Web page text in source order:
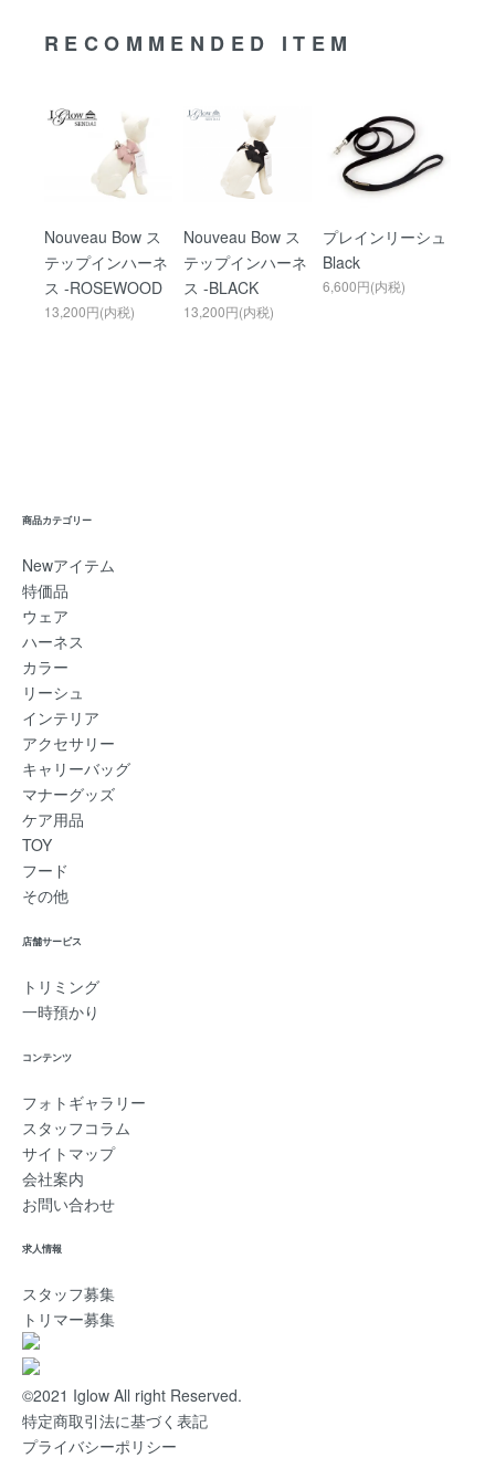
RECOMMENDED ITEM
Nouveau Bow ス
テップインハーネ
ス -ROSEWOOD
13,200円(内税)
Nouveau Bow ス
テップインハーネ
ス -BLACK
13,200円(内税)
プレインリーシュ
Black
6,600円(内税)
商品カテゴリー
Newアイテム
特価品
ウェア
ハーネス
カラー
リーシュ
インテリア
アクセサリー
キャリーバッグ
マナーグッズ
ケア用品
TOY
フード
その他
店舗サービス
トリミング
一時預かり
コンテンツ
フォトギャラリー
スタッフコラム
サイトマップ
会社案内
お問い合わせ
求人情報
スタッフ募集
トリマー募集
©2021 Iglow All right Reserved.
特定商取引法に基づく表記
プライバシーポリシー